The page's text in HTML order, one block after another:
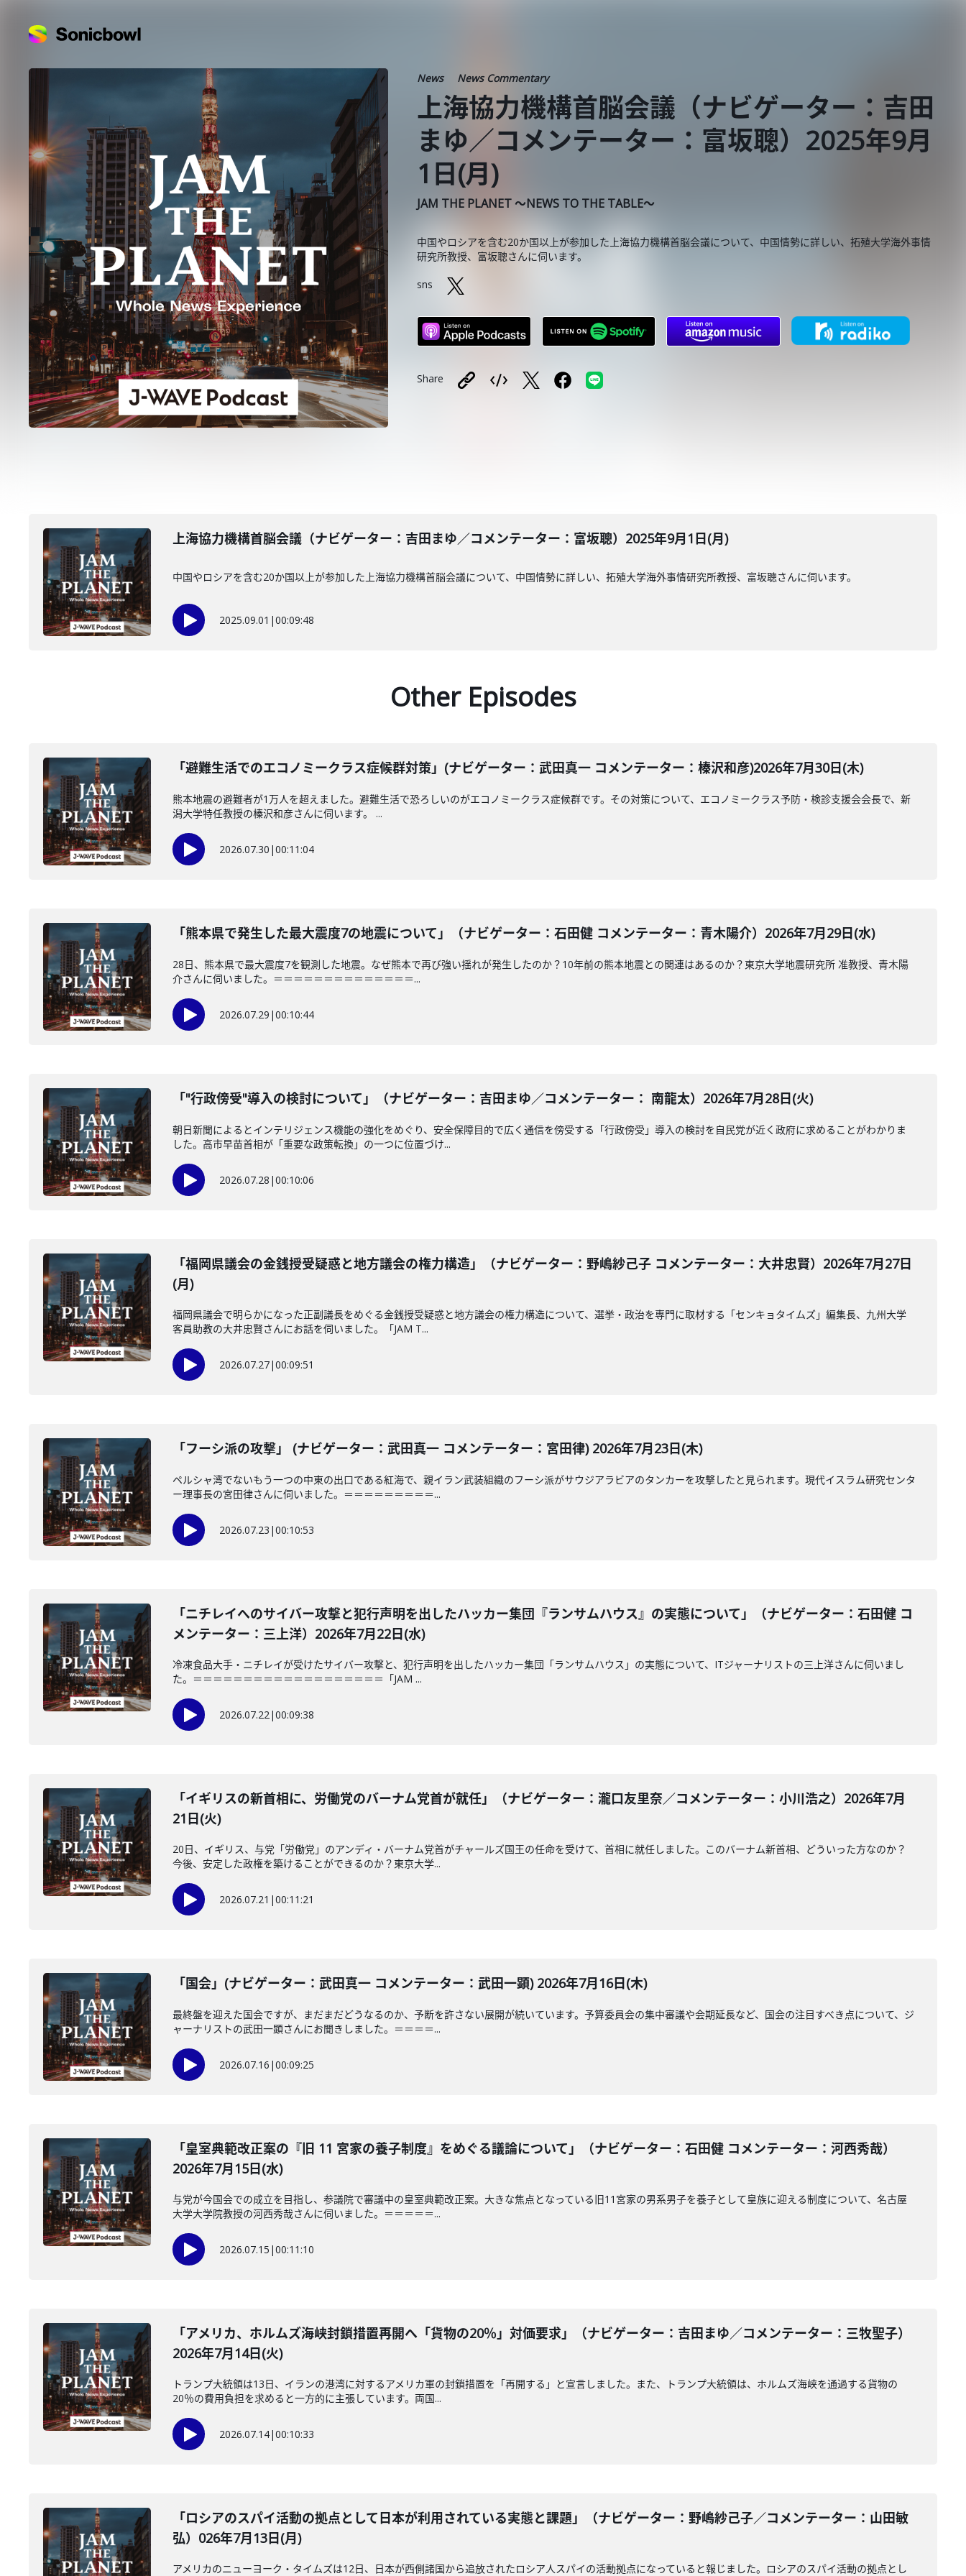
News News Commentary
上海協力機構首脳会議（ナビゲーター：吉田
まゆ／コメンテーター：富坂聰）2025年9月
1日(月)
JAM THE PLANET ～NEWS TO THE TABLE～
中国やロシアを含む20か国以上が参加した上海協力機構首脳会議について、中国情勢に詳しい、拓殖大学海外事情
研究所教授、富坂聰さんに伺います。
sns
Share
上海協力機構首脳会議（ナビゲーター：吉田まゆ／コメンテーター：富坂聰）2025年9月1日(月)
中国やロシアを含む20か国以上が参加した上海協力機構首脳会議について、中国情勢に詳しい、拓殖大学海外事情研究所教授、富坂聰さんに伺います。
2025.09.01 |00:09:48
Other Episodes
「避難生活でのエコノミークラス症候群対策」(ナビゲーター：武田真一 コメンテーター：榛沢和彦)2026年7月30日(木)
熊本地震の避難者が1万人を超えました。避難生活で恐ろしいのがエコノミークラス症候群です。その対策について、エコノミークラス予防・検診支援会会長で、新
潟大学特任教授の榛沢和彦さんに伺います。 ...
2026.07.30 |00:11:04
「熊本県で発生した最大震度7の地震について」（ナビゲーター：石田健 コメンテーター：青木陽介）2026年7月29日(水)
28日、熊本県で最大震度7を観測した地震。なぜ熊本で再び強い揺れが発生したのか？10年前の熊本地震との関連はあるのか？東京大学地震研究所 准教授、青木陽
介さんに伺いました。＝＝＝＝＝＝＝＝＝＝＝＝＝＝...
2026.07.29 |00:10:44
「"行政傍受"導入の検討について」（ナビゲーター：吉田まゆ／コメンテーター： 南龍太）2026年7月28日(火)
朝日新聞によるとインテリジェンス機能の強化をめぐり、安全保障目的で広く通信を傍受する「行政傍受」導入の検討を自民党が近く政府に求めることがわかりま
した。高市早苗首相が「重要な政策転換」の一つに位置づけ...
2026.07.28 |00:10:06
「福岡県議会の金銭授受疑惑と地方議会の権力構造」（ナビゲーター：野嶋紗己子 コメンテーター：大井忠賢）2026年7月27日
(月)
福岡県議会で明らかになった正副議長をめぐる金銭授受疑惑と地方議会の権力構造について、選挙・政治を専門に取材する「センキョタイムズ」編集長、九州大学
客員助教の大井忠賢さんにお話を伺いました。「JAM T...
2026.07.27|00:09:51
「フーシ派の攻撃」 (ナビゲーター：武田真一 コメンテーター：宮田律) 2026年7月23日(木)
ペルシャ湾でないもう一つの中東の出口である紅海で、親イラン武装組織のフーシ派がサウジアラビアのタンカーを攻撃したと見られます。現代イスラム研究センタ
ー理事長の宮田律さんに伺いました。＝＝＝＝＝＝＝＝＝...
2026.07.23 |00:10:53
「ニチレイへのサイバー攻撃と犯行声明を出したハッカー集団『ランサムハウス』の実態について」（ナビゲーター：石田健 コ
メンテーター：三上洋）2026年7月22日(水)
冷凍食品大手・ニチレイが受けたサイバー攻撃と、犯行声明を出したハッカー集団「ランサムハウス」の実態について、ITジャーナリストの三上洋さんに伺いまし
た。＝＝＝＝＝＝＝＝＝＝＝＝＝＝＝＝＝＝＝「JAM ...
2026.07.22|00:09:38
「イギリスの新首相に、労働党のバーナム党首が就任」（ナビゲーター：瀧口友里奈／コメンテーター：小川浩之）2026年7月
21日(火)
20日、イギリス、与党「労働党」のアンディ・バーナム党首がチャールズ国王の任命を受けて、首相に就任しました。このバーナム新首相、どういった方なのか？
今後、安定した政権を築けることができるのか？東京大学...
2026.07.21 |00:11:21
「国会」(ナビゲーター：武田真一 コメンテーター：武田一顕) 2026年7月16日(木)
最終盤を迎えた国会ですが、まだまだどうなるのか、予断を許さない展開が続いています。予算委員会の集中審議や会期延長など、国会の注目すべき点について、ジ
ャーナリストの武田一顕さんにお聞きしました。＝＝＝＝...
2026.07.16 |00:09:25
「皇室典範改正案の『旧 11 宮家の養子制度』をめぐる議論について」（ナビゲーター：石田健 コメンテーター：河西秀哉）
2026年7月15日(水)
与党が今国会での成立を目指し、参議院で審議中の皇室典範改正案。大きな焦点となっている旧11宮家の男系男子を養子として皇族に迎える制度について、名古屋
大学大学院教授の河西秀哉さんに伺いました。＝＝＝＝＝...
2026.07.15 |00:11:10
「アメリカ、ホルムズ海峡封鎖措置再開へ「貨物の20％」対価要求」（ナビゲーター：吉田まゆ／コメンテーター：三牧聖子）
2026年7月14日(火)
トランプ大統領は13日、イランの港湾に対するアメリカ軍の封鎖措置を「再開する」と宣言しました。また、トランプ大統領は、ホルムズ海峡を通過する貨物の
20％の費用負担を求めると一方的に主張しています。両国...
2026.07.14|00:10:33
「ロシアのスパイ活動の拠点として日本が利用されている実態と課題」（ナビゲーター：野嶋紗己子／コメンテーター：山田敏
弘）026年7月13日(月)
アメリカのニューヨーク・タイムズは12日、日本が西側諸国から追放されたロシア人スパイの活動拠点になっていると報じました。ロシアのスパイ活動の拠点とし